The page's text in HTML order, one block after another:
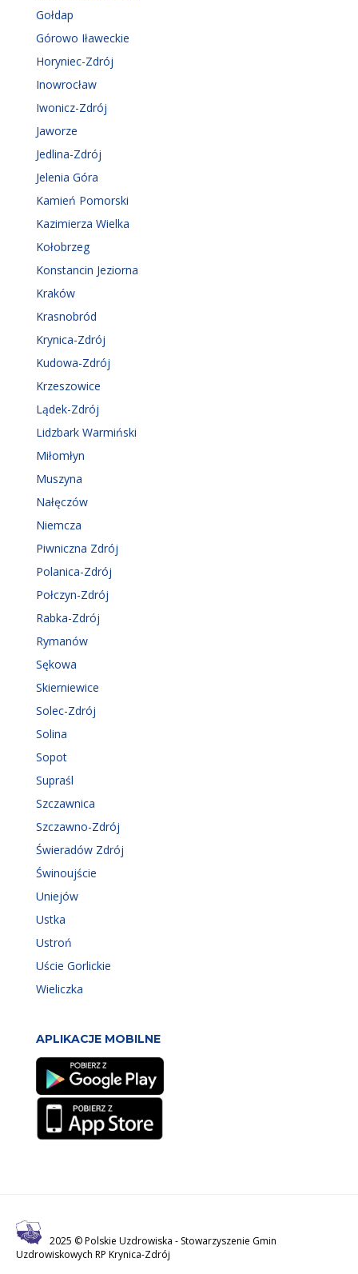
Gołdap
Górowo Iławeckie
Horyniec-Zdrój
Inowrocław
Iwonicz-Zdrój
Jaworze
Jedlina-Zdrój
Jelenia Góra
Kamień Pomorski
Kazimierza Wielka
Kołobrzeg
Konstancin Jeziorna
Kraków
Krasnobród
Krynica-Zdrój
Kudowa-Zdrój
Krzeszowice
Lądek-Zdrój
Lidzbark Warmiński
Miłomłyn
Muszyna
Nałęczów
Niemcza
Piwniczna Zdrój
Polanica-Zdrój
Połczyn-Zdrój
Rabka-Zdrój
Rymanów
Sękowa
Skierniewice
Solec-Zdrój
Solina
Sopot
Supraśl
Szczawnica
Szczawno-Zdrój
Świeradów Zdrój
Świnoujście
Uniejów
Ustka
Ustroń
Uście Gorlickie
Wieliczka
APLIKACJE MOBILNE
2025 © Polskie Uzdrowiska - Stowarzyszenie Gmin
Uzdrowiskowych RP Krynica-Zdrój